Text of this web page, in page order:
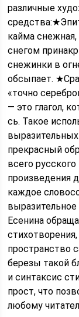
различные
кайма
снегом
снежинки в
обсыпает.
«точно
— это глагол,
сь. Такое
прекрасный
всего
произведения
каждое
Есенина
пространство
березы такой
и синтаксис
прост, что
любому